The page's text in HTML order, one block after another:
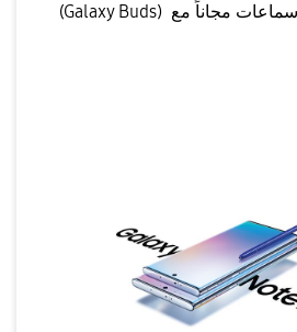
(Galaxy Buds) استمتع بالموسيقى مع سماعات مجاناً مع